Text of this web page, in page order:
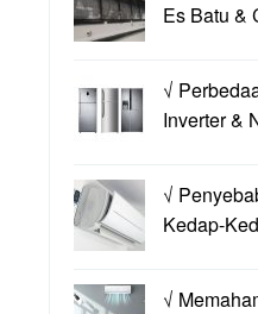
Es Batu &
√
Inverter &
√
Kedap-
√